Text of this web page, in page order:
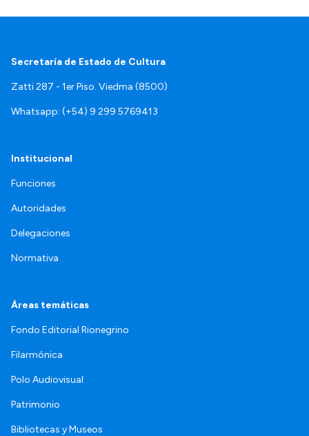
Secretaría de Estado de Cultura
Zatti 287 - 1er Piso. Viedma (8500)
Whatsapp: (+54) 9 299 5769413
Institucional
Funciones
Autoridades
Delegaciones
Normativa
Áreas temáticas
Fondo Editorial Rionegrino
Filarmónica
Polo Audiovisual
Patrimonio
Bibliotecas y Museos